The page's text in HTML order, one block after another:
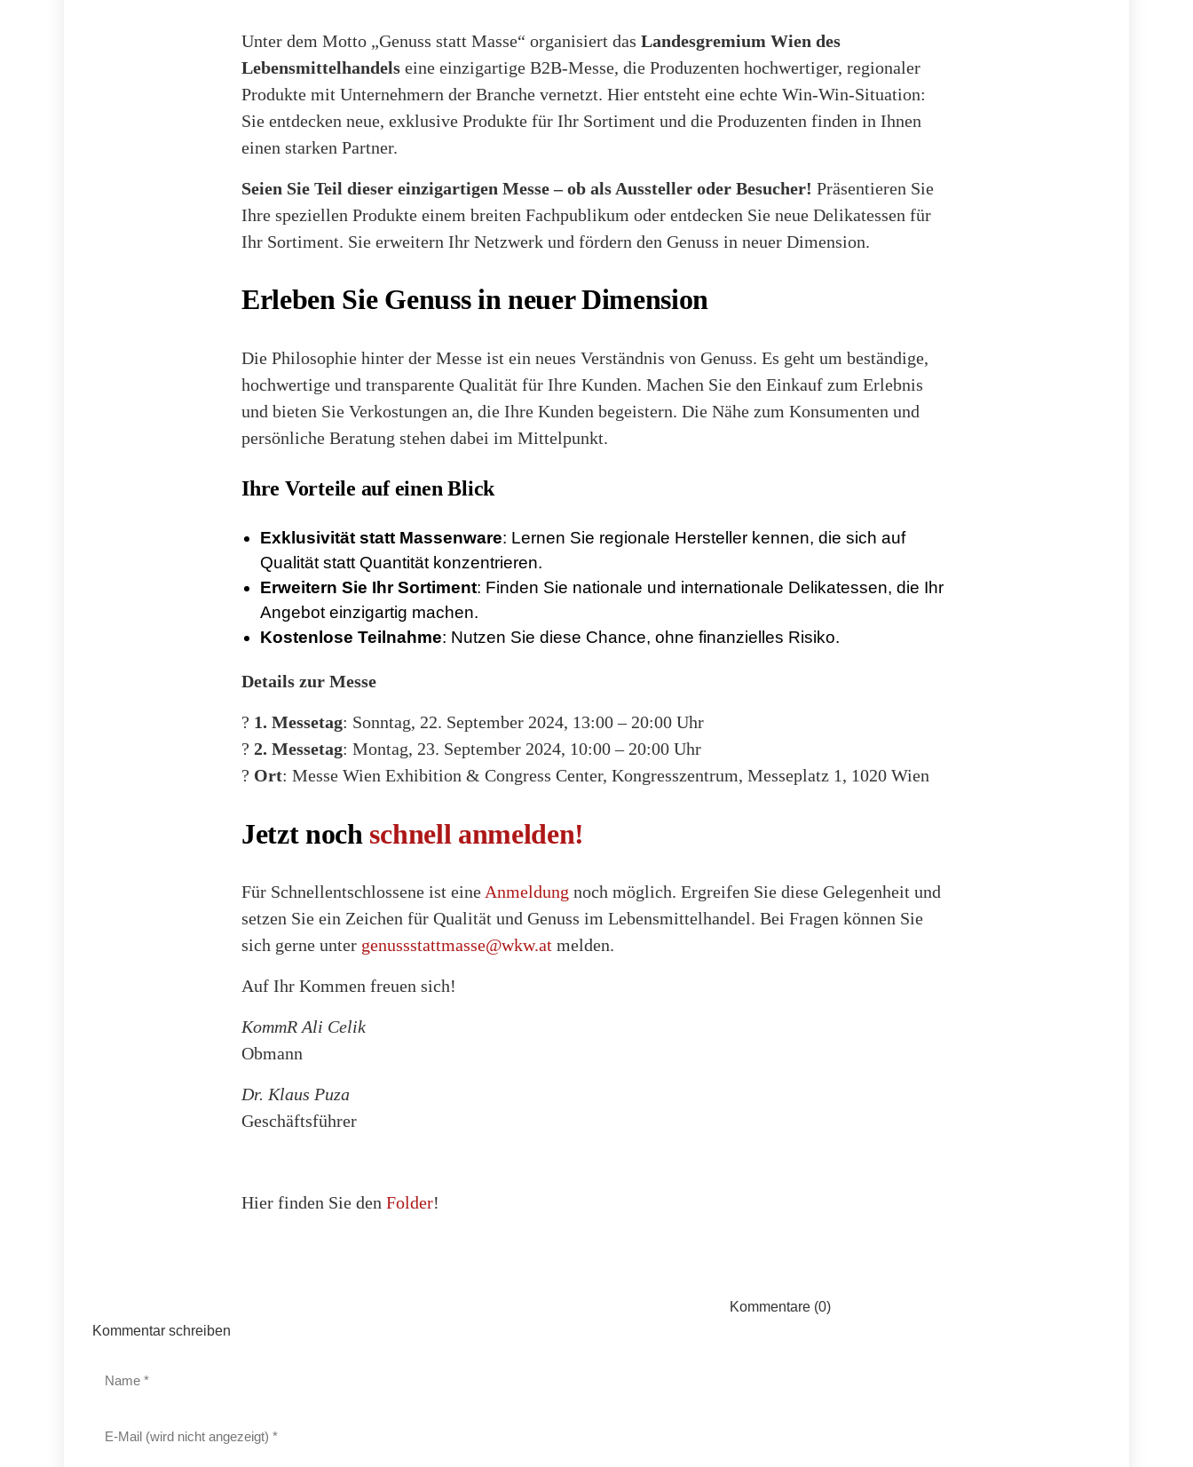
Unter dem Motto „Genuss statt Masse“ organisiert das Landesgremium Wien des
Lebensmittelhandels eine einzigartige B2B-Messe, die Produzenten hochwertiger, regionaler
Produkte mit Unternehmern der Branche vernetzt. Hier entsteht eine echte Win-Win-Situation:
Sie entdecken neue, exklusive Produkte für Ihr Sortiment und die Produzenten finden in Ihnen
einen starken Partner.
Seien Sie Teil dieser einzigartigen Messe – ob als Aussteller oder Besucher! Präsentieren Sie
Ihre speziellen Produkte einem breiten Fachpublikum oder entdecken Sie neue Delikatessen für
Ihr Sortiment. Sie erweitern Ihr Netzwerk und fördern den Genuss in neuer Dimension.
Erleben Sie Genuss in neuer Dimension
Die Philosophie hinter der Messe ist ein neues Verständnis von Genuss. Es geht um beständige,
hochwertige und transparente Qualität für Ihre Kunden. Machen Sie den Einkauf zum Erlebnis
und bieten Sie Verkostungen an, die Ihre Kunden begeistern. Die Nähe zum Konsumenten und
persönliche Beratung stehen dabei im Mittelpunkt.
Ihre Vorteile auf einen Blick
Exklusivität statt Massenware: Lernen Sie regionale Hersteller kennen, die sich auf
Qualität statt Quantität konzentrieren.
Erweitern Sie Ihr Sortiment: Finden Sie nationale und internationale Delikatessen, die Ihr
Angebot einzigartig machen.
Kostenlose Teilnahme: Nutzen Sie diese Chance, ohne finanzielles Risiko.
Details zur Messe
? 1. Messetag: Sonntag, 22. September 2024, 13:00 – 20:00 Uhr
? 2. Messetag: Montag, 23. September 2024, 10:00 – 20:00 Uhr
? Ort: Messe Wien Exhibition & Congress Center, Kongresszentrum, Messeplatz 1, 1020 Wien
Jetzt noch schnell anmelden!
Für Schnellentschlossene ist eine Anmeldung noch möglich. Ergreifen Sie diese Gelegenheit und
setzen Sie ein Zeichen für Qualität und Genuss im Lebensmittelhandel. Bei Fragen können Sie
sich gerne unter genussstattmasse@wkw.at melden.
Auf Ihr Kommen freuen sich!
KommR Ali Celik
Obmann
Dr. Klaus Puza
Geschäftsführer
Hier finden Sie den Folder!
Kommentare (0)
Kommentar schreiben